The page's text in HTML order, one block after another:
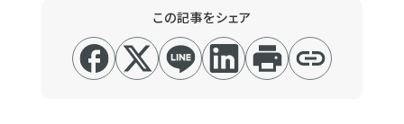
この記事をシェア